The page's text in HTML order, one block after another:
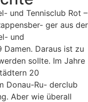
und Tennisclub Rot –
ger aus der
und
Daraus ist zu
sollte. Im Jahre
20
Donau-Ru- derclub
Aber wie überall